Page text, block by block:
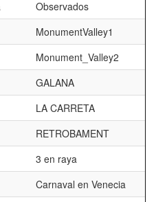
Observados
MonumentValley1
Monument_Valley2
GALANA
LA CARRETA
RETROBAMENT
3 en raya
Carnaval en Venecia